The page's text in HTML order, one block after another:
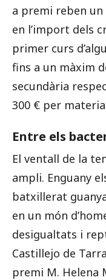
a premi reben
en l’import dels
primer curs
fins a un màxim
secundària
300 € per
Entre els
El ventall de la
ampli. Enguany
batxillerat
en un món
desigualtats i
Castillejo de
premi M. Helena